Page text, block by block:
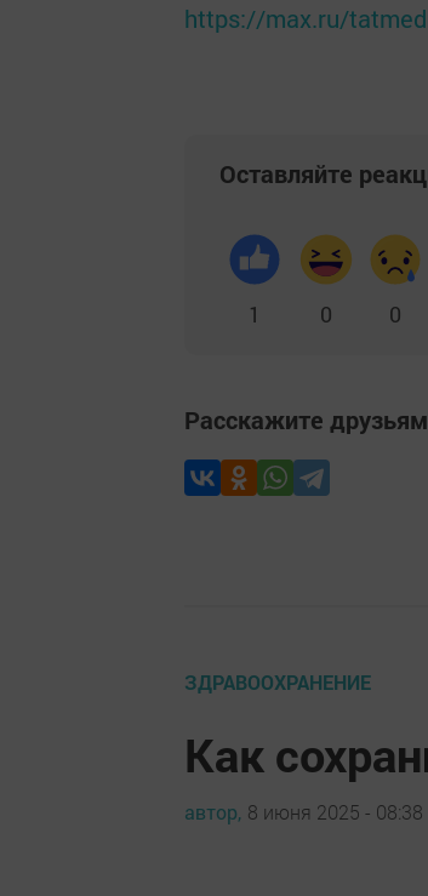
https://max.ru/
Оставляйте
1 0 0
Расскажите друзьям
ЗДРАВООХРАНЕНИЕ
Как
автор, 8 июня 2025 - 08:38